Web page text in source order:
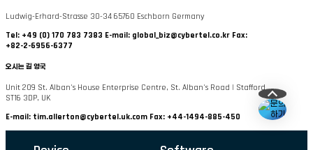
Ludwig-Erhard-Strasse 30-34 65760 Eschborn Germany
Tel: +49 (0) 170 783 7383 E-mail: global_biz@cybertel.co.kr Fax:
+82-2-6956-6377
오시는 길영국
Unit 209 St. Alban's House Enterprise Centre, St. Alban's Road | Stafford
ST16 3DP, UK
E-mail: tim.allerton@cybertel.uk.com Fax: +44-1494-885-450